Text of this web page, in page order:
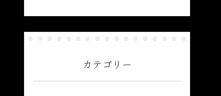
カテゴリー